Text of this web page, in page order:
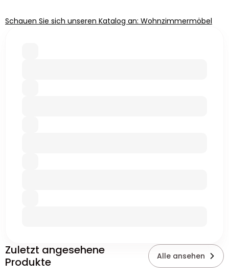
Schauen Sie sich unseren Katalog an: Wohnzimmermöbel
Zuletzt angesehene
Produkte
Alle ansehen